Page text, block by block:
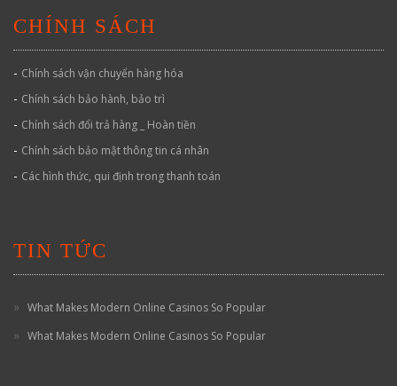
CHÍNH SÁCH
- Chính sách vận chuyển hàng hóa
- Chính sách bảo hành, bảo trì
- Chính sách đổi trả hàng _ Hoàn tiền
- Chính sách bảo mật thông tin cá nhân
- Các hình thức, qui định trong thanh toán
TIN TỨC
What Makes Modern Online Casinos So Popular
What Makes Modern Online Casinos So Popular